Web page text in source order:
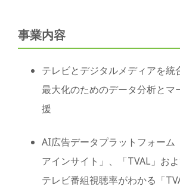
事業内容
テレビとデジタルメディアを統
最大化のためのデータ分析とマ
援
AI広告データプラットフォーム
アインサイト」、「TVAL」お
テレビ番組視聴率がわかる「